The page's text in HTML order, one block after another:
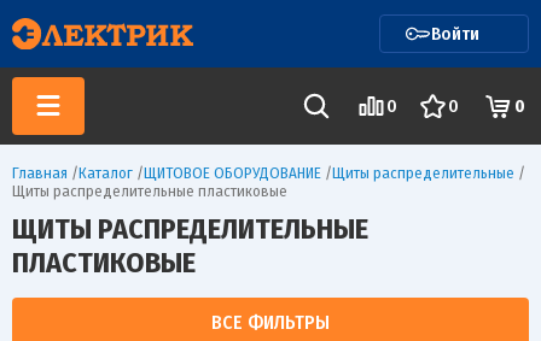
Войти
0 0 0
Главная /Каталог /ЩИТОВОЕ ОБОРУДОВАНИЕ /Щиты распределительные /
Щиты распределительные пластиковые
ЩИТЫ РАСПРЕДЕЛИТЕЛЬНЫЕ
ПЛАСТИКОВЫЕ
ВСЕ ФИЛЬТРЫ